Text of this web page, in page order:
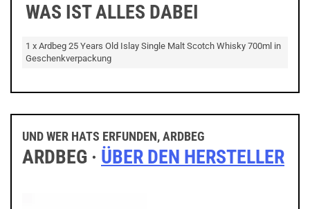
WAS IST ALLES DABEI
1 x Ardbeg 25 Years Old Islay Single Malt Scotch Whisky 700ml in
Geschenkverpackung
UND WER HATS ERFUNDEN, ARDBEG
ARDBEG · ÜBER DEN HERSTELLER